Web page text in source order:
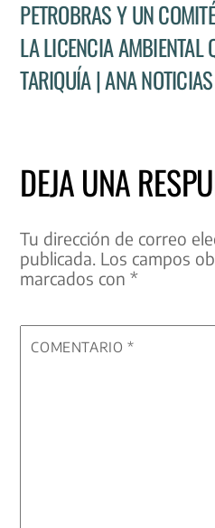
PETROBRAS Y UN
LA LICENCIA AMBIENTAL
TARIQUÍA | ANA
DEJA UNA
Tu dirección de correo
publicada. Los campos
marcados con*
COMENTARIO*